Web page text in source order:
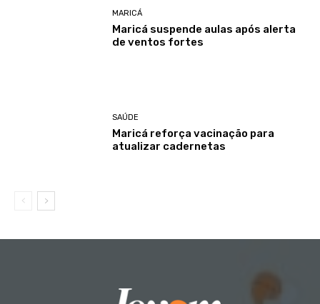
MARICÁ
Maricá suspende aulas após alerta
de ventos fortes
SAÚDE
Maricá reforça vacinação para
atualizar cadernetas